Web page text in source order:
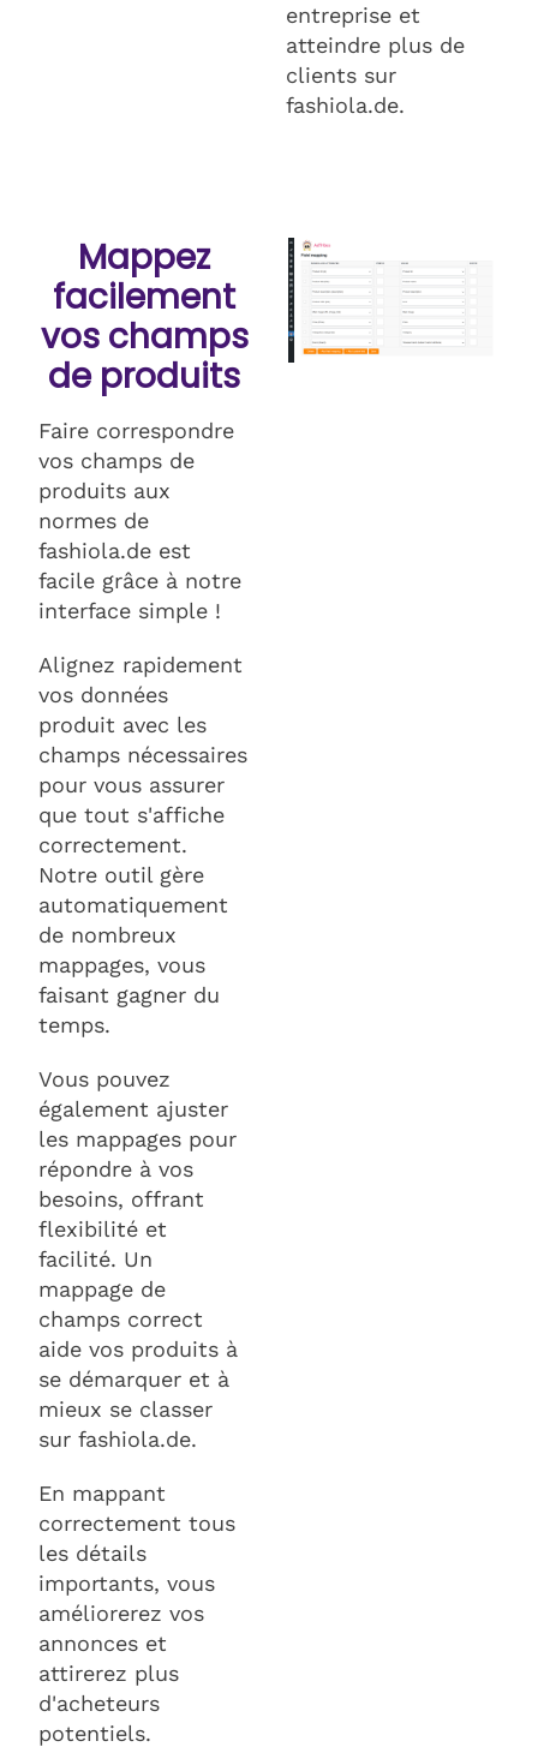
entreprise et
atteindre plus de
clients sur
fashiola.de.
Mappez
facilement
vos champs
de produits
Faire correspondre
vos champs de
produits aux
normes de
fashiola.de est
facile grâce à notre
interface simple !
Alignez rapidement
vos données
produit avec les
champs nécessaires
pour vous assurer
que tout s'affiche
correctement.
Notre outil gère
automatiquement
de nombreux
mappages, vous
faisant gagner du
temps.
Vous pouvez
également ajuster
les mappages pour
répondre à vos
besoins, offrant
flexibilité et
facilité. Un
mappage de
champs correct
aide vos produits à
se démarquer et à
mieux se classer
sur fashiola.de.
En mappant
correctement tous
les détails
importants, vous
améliorerez vos
annonces et
attirerez plus
d'acheteurs
potentiels.